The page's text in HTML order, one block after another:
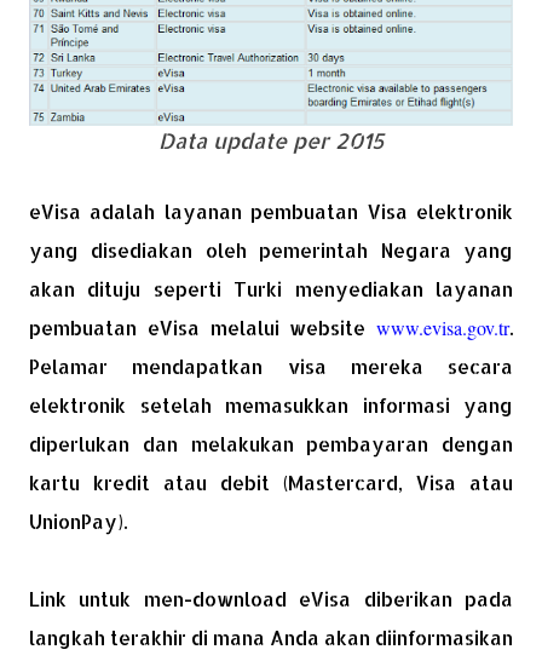
Data update per 2015
eVisa adalah layanan pembuatan Visa elektronik
yang disediakan oleh pemerintah Negara yang
akan dituju seperti Turki menyediakan layanan
pembuatan eVisa melalui website www.evisa.gov.tr.
Pelamar mendapatkan visa mereka secara
elektronik setelah memasukkan informasi yang
diperlukan dan melakukan pembayaran dengan
kartu kredit atau debit (Mastercard, Visa atau
UnionPay).
Link untuk men-download eVisa diberikan pada
langkah terakhir di mana Anda akan diinformasikan